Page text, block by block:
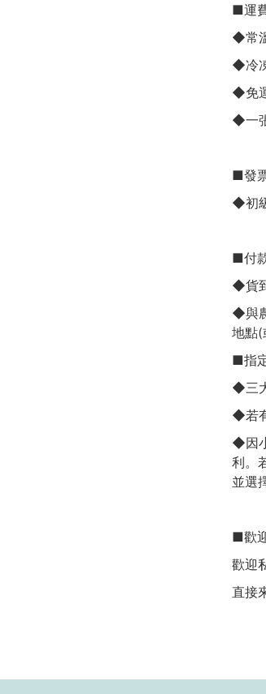
■運
◆常
◆冷
◆免
◆一
■發
◆初
■付
◆貨
◆與
地點
■指
◆三
◆若
◆因
利。
並選
■歡
歡迎
直接